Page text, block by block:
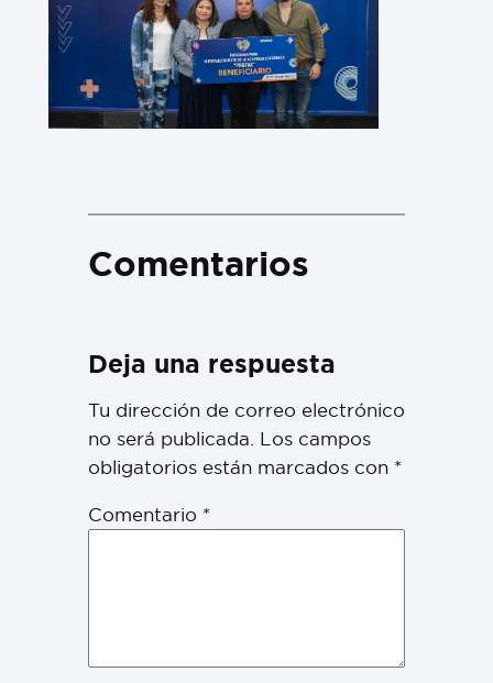
Comentarios
Deja una respuesta
Tu dirección de correo electrónico
no será publicada. Los campos
obligatorios están marcados con *
Comentario *